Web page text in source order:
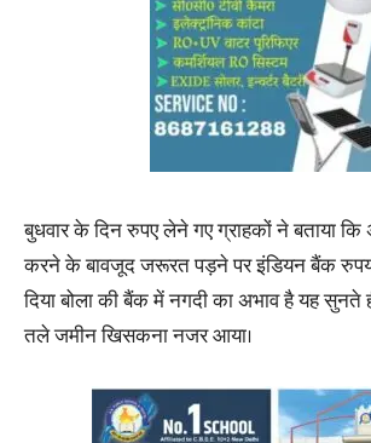
बुधवार के दिन रुपए लेने गए ग्राहकों ने बताया
करने के बावजूद जरूरत पड़ने पर इंडियन बैंक
दिया बोला की बैंक में नगदी का अभाव है यह सुनते
तले जमीन खिसकना नजर आया।